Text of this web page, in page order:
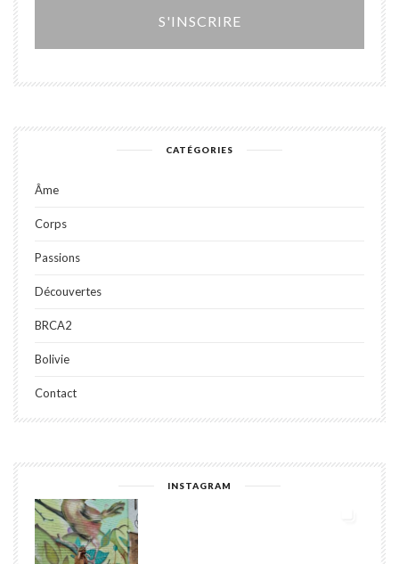
CATÉGORIES
Âme
Corps
Passions
Découvertes
BRCA2
Bolivie
Contact
INSTAGRAM